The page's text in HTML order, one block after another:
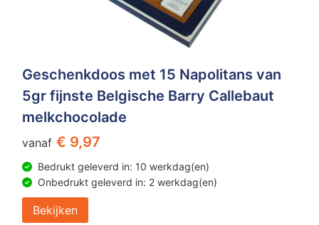
Geschenkdoos met 15 Napolitans van
5gr fijnste Belgische Barry Callebaut
melkchocolade
vanaf € 9,97
Bedrukt geleverd in: 10 werkdag(en)
Onbedrukt geleverd in: 2 werkdag(en)
Bekijken